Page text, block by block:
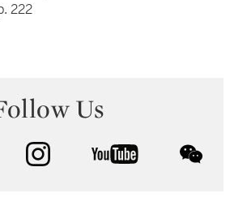
222
Us
instagram youtube